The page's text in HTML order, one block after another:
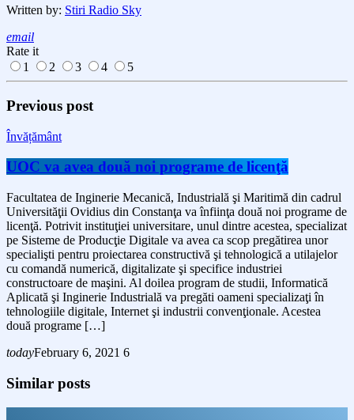
Written by: Stiri Radio Sky
email
Rate it
1
2 3 4 5
Previous post
Învățământ
UOC va avea două noi programe de licenţă
Facultatea de Inginerie Mecanică, Industrială şi Maritimă din cadrul
Universităţii Ovidius din Constanţa va înfiinţa două noi programe de
licenţă. Potrivit instituţiei universitare, unul dintre acestea, specializat
pe Sisteme de Producţie Digitale va avea ca scop pregătirea unor
specialişti pentru proiectarea constructivă şi tehnologică a utilajelor
cu comandă numerică, digitalizate şi specifice industriei
constructoare de maşini. Al doilea program de studii, Informatică
Aplicată şi Inginerie Industrială va pregăti oameni specializaţi în
tehnologiile digitale, Internet şi industrii convenţionale. Acestea
două programe […]
todayFebruary 6, 2021 6
Similar posts